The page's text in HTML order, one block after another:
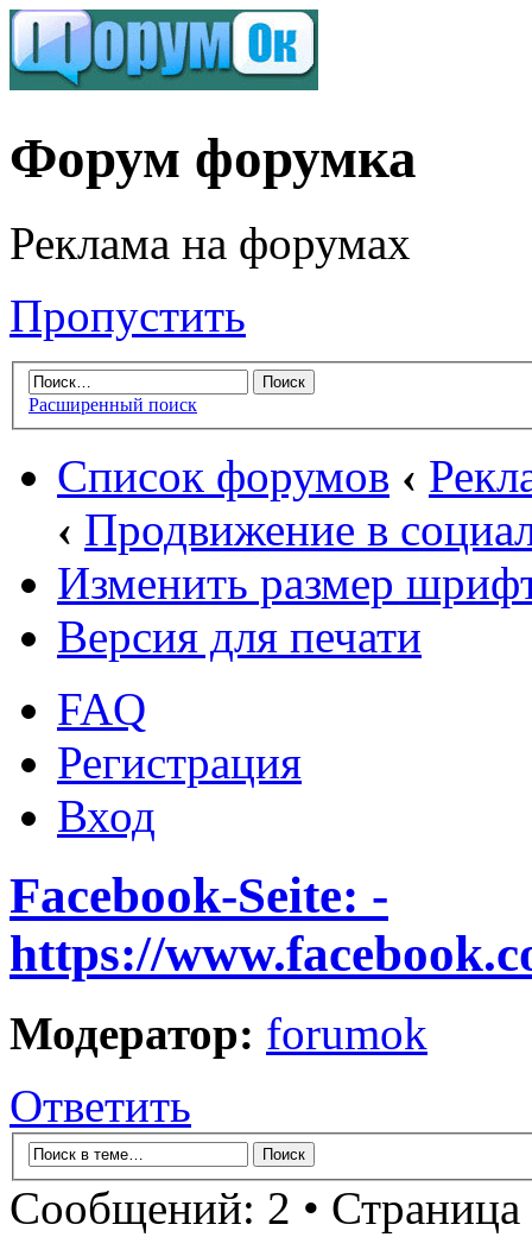
Форум форумка
Реклама на форумах
Пропустить
Расширенный поиск
Список форумов ‹
‹ Продвижение в
Изменить размер
Версия для печати
FAQ
Регистрация
Вход
Facebook-Seite: -
https://
Модератор: forumok
Ответить
Сообщений: 2 • Страница